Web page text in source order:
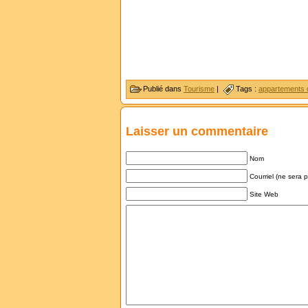
Publié dans Tourisme Tags : appartements
Laisser un commentaire
Nom
Courriel (ne sera
Site Web